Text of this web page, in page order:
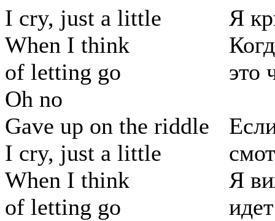
I cry, just a little
When I think
of letting go
Oh no
Gave up on the riddle
I cry, just a little
When I think
of letting go
Я
это
Я